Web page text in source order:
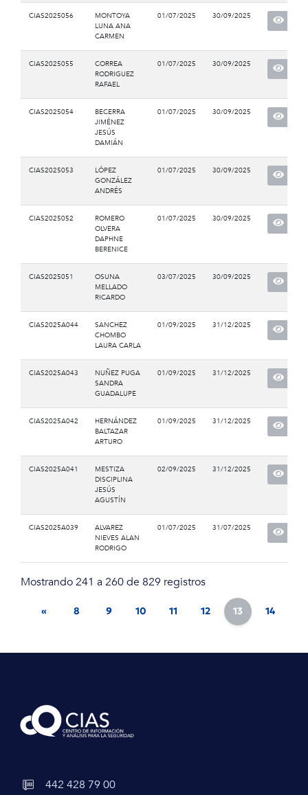
CIAS2025056
MONTOYA
LUNA ANA
CARMEN
01/07/2025 30/09/2025
CIAS2025055
CORREA
RODRIGUEZ
RAFAEL
01/07/2025 30/09/2025
CIAS2025054
BECERRA
JIMÉNEZ
JESÚS
DAMIÁN
01/07/2025 30/09/2025
CIAS2025053
LÓPEZ
GONZÁLEZ
ANDRÉS
01/07/2025 30/09/2025
CIAS2025052
ROMERO
OLVERA
DAPHNE
BERENICE
01/07/2025 30/09/2025
CIAS2025051
OSUNA
MELLADO
RICARDO
03/07/2025 30/09/2025
CIAS2025A044
SANCHEZ
CHOMBO
LAURA CARLA
01/09/2025 31/12/2025
CIAS2025A043
NUÑEZ PUGA
SANDRA
GUADALUPE
01/09/2025 31/12/2025
CIAS2025A042
HERNÁNDEZ
BALTAZAR
ARTURO
01/09/2025 31/12/2025
CIAS2025A041
MESTIZA
DISCIPLINA
JESÚS
AGUSTÍN
02/09/2025 31/12/2025
CIAS2025A039
ALVAREZ
NIEVES ALAN
RODRIGO
01/07/2025 31/07/2025
Mostrando 241 a 260 de 829 registros
« 8 9 10 11 12 13 14
442 428 79 00